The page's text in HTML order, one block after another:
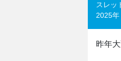
スレッ
2025
昨年